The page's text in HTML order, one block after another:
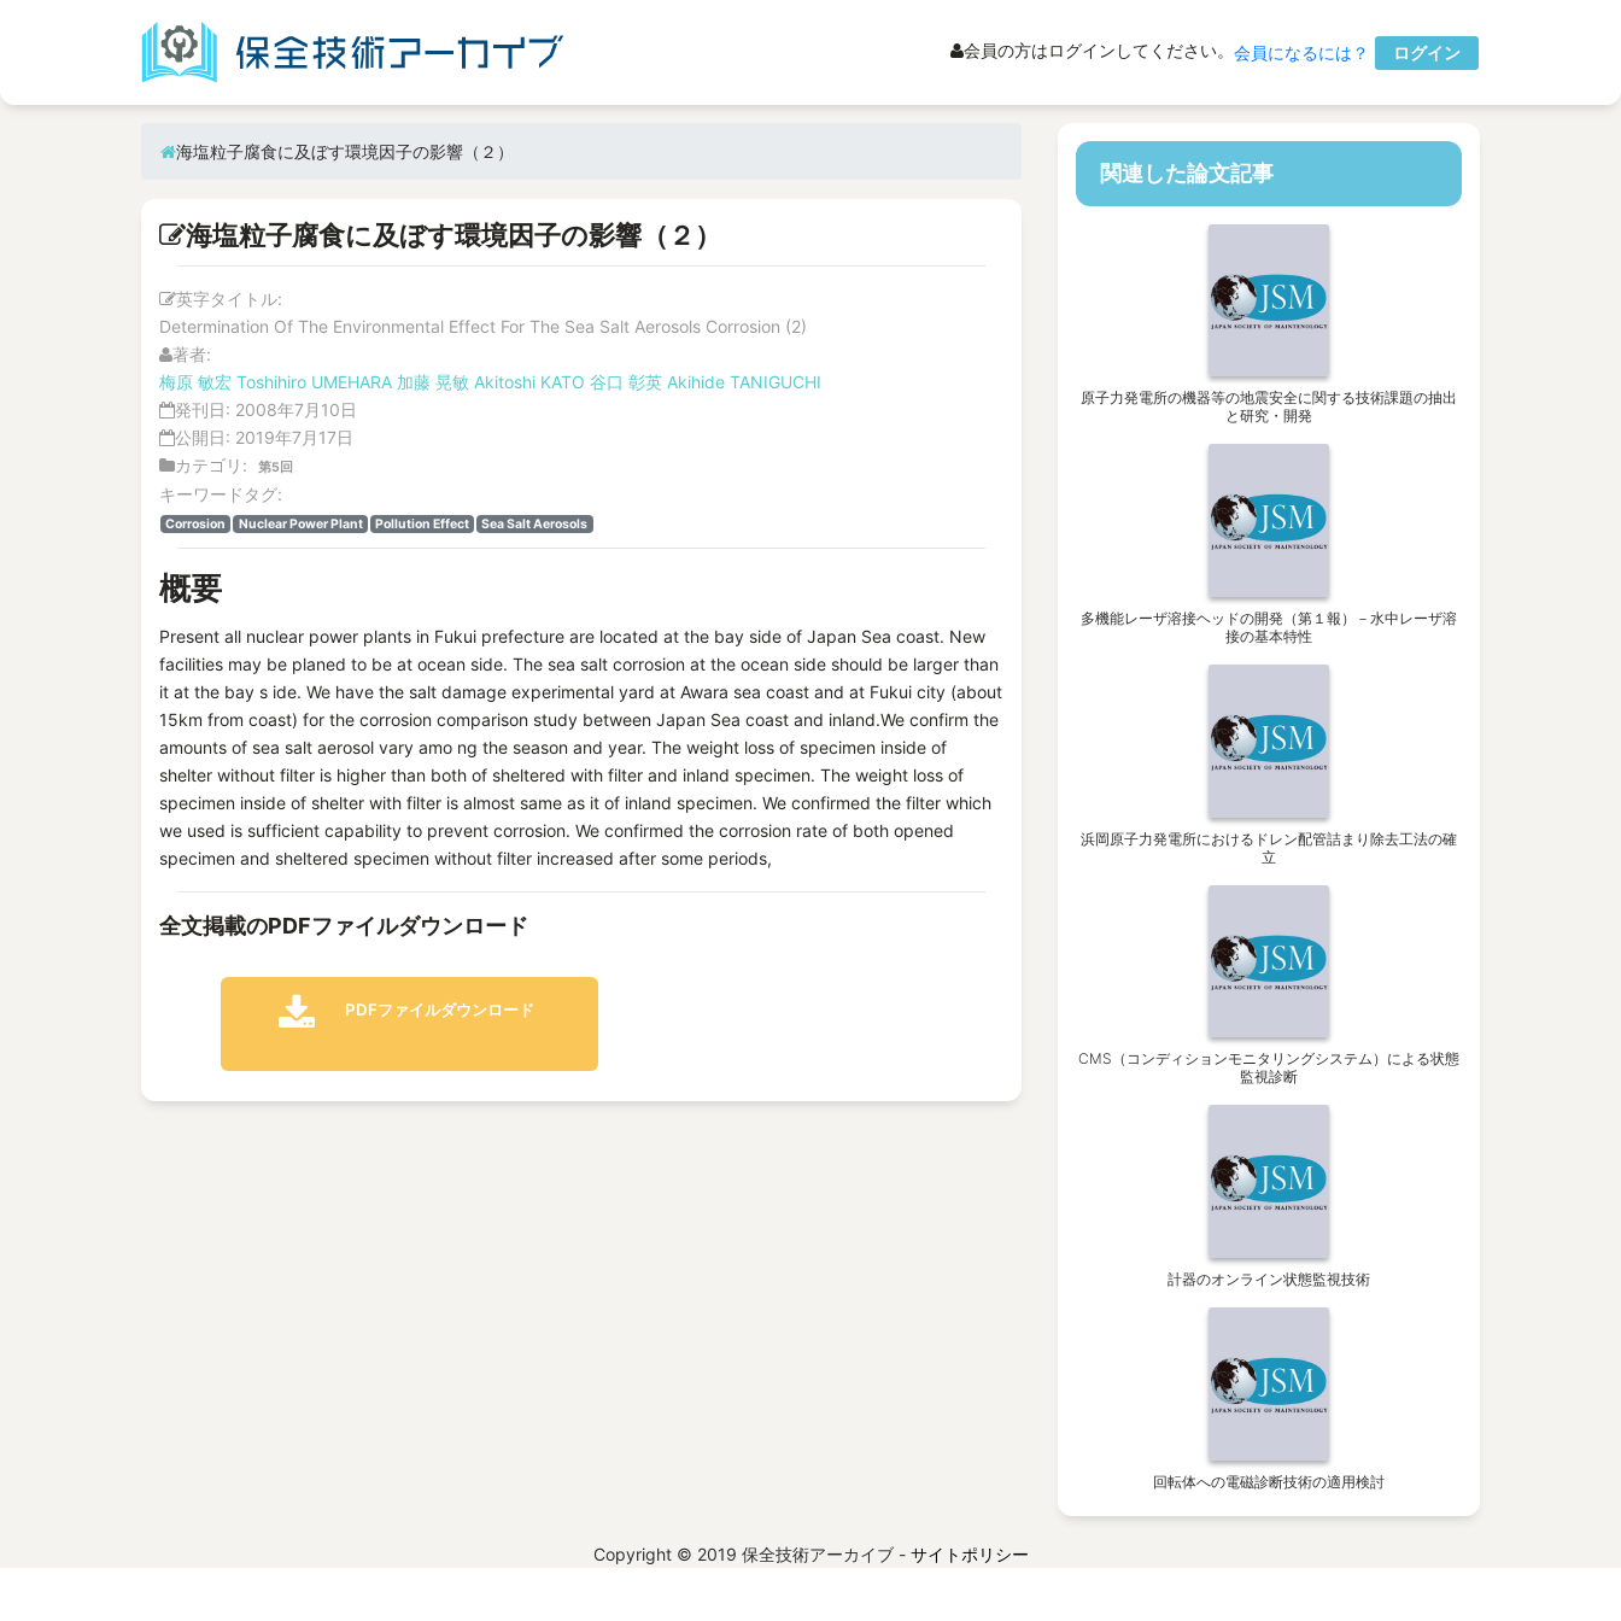
会員の方はログインしてください。 会員になるには？ ログイン
海塩粒子腐食に及ぼす環境因子の影響（２）
海塩粒子腐食に及ぼす環境因子の影響（２）
英字タイトル:
Determination Of The Environmental Effect For The Sea Salt Aerosols Corrosion (2)
著者:
梅原 敏宏 Toshihiro UMEHARA 加藤 晃敏 Akitoshi KATO 谷口 彰英 Akihide TANIGUCHI
発刊日: 2008年7月10日
公開日: 2019年7月17日
カテゴリ:
第5回
キーワードタグ:
Corrosion Nuclear Power Plant Pollution Effect Sea Salt Aerosols
概要
Present all nuclear power plants in Fukui prefecture are located at the bay side of Japan Sea coast. New
facilities may be planed to be at ocean side. The sea salt corrosion at the ocean side should be larger than
it at the bay s ide. We have the salt damage experimental yard at Awara sea coast and at Fukui city (about
15km from coast) for the corrosion comparison study between Japan Sea coast and inland.We confirm the
amounts of sea salt aerosol vary amo ng the season and year. The weight loss of specimen inside of
shelter without filter is higher than both of sheltered with filter and inland specimen. The weight loss of
specimen inside of shelter with filter is almost same as it of inland specimen. We confirmed the filter which
we used is sufficient capability to prevent corrosion. We confirmed the corrosion rate of both opened
specimen and sheltered specimen without filter increased after some periods,
全文掲載のPDFファイルダウンロード
PDFファイルダウンロード
関連した論文記事
原子力発電所の機器等の地震安全に関する技術課題の抽出
と研究・開発
多機能レーザ溶接ヘッドの開発（第１報）－水中レーザ溶
接の基本特性
浜岡原子力発電所におけるドレン配管詰まり除去工法の確
立
CMS（コンディションモニタリングシステム）による状態
監視診断
計器のオンライン状態監視技術
回転体への電磁診断技術の適用検討
Copyright © 2019 保全技術アーカイブ - サイトポリシー